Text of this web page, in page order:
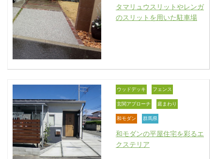
タマリュウスリットやレンガ
のスリットを用いた駐車場
ウッドデッキ フェンス
玄関アプローチ 庭まわり
和モダン 群馬県
和モダンの平屋住宅を彩るエ
クステリア